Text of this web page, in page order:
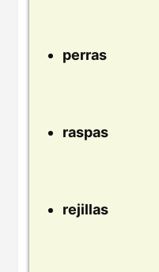
perras
raspas
rejillas